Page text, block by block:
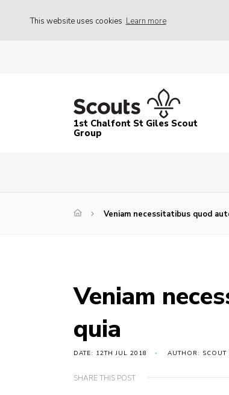
This website uses cookies Learn more
1st Chalfont St Giles Scout
Group
Veniam necessitatibus quod
Veniam
quia
DATE: 12TH JUL 2018 AUTHOR: SCOUT
SHARE THIS POST